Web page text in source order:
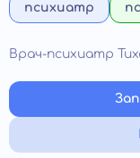
психиатр
Врач-психиатр